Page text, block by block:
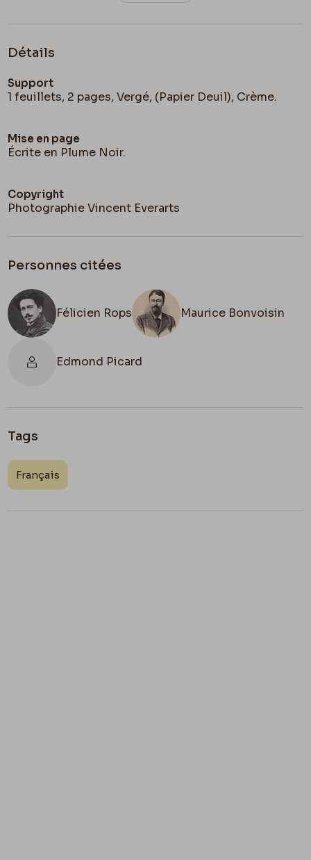
de toutes « mes manières » et mes
« époques ». Je lui ai dit que « il n’y avait que toi
ainsi que la collection
Détails
Support
1 feuillets, 2 pages, Vergé, (Papier Deuil), Crème.
Mise en page
Écrite en Plume Noir.
Copyright
Photographie Vincent Everarts
Personnes citées
Félicien Rops Maurice Bonvoisin
Edmond Picard
Tags
Français